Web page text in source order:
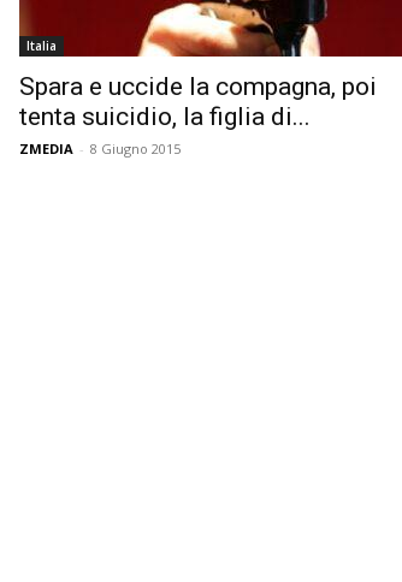
Italia
Spara e uccide la compagna, poi
tenta suicidio, la figlia di...
ZMEDIA - 8 Giugno 2015